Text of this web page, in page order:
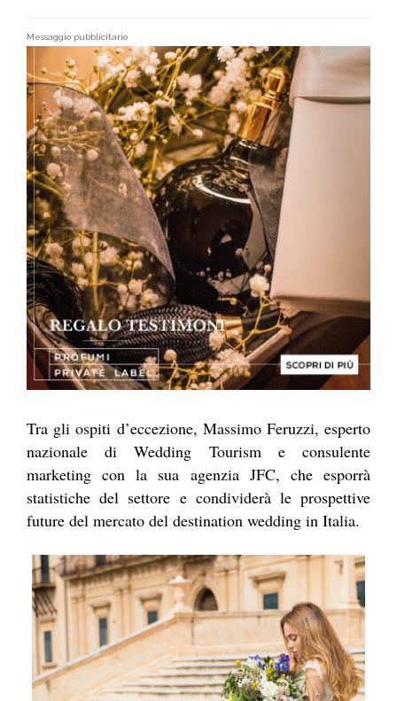
Messaggio pubblicitario
Tra gli ospiti d’eccezione, Massimo Feruzzi, esperto
nazionale di Wedding Tourism e consulente
marketing con la sua agenzia JFC, che esporrà
statistiche del settore e condividerà le prospettive
future del mercato del destination wedding in Italia.